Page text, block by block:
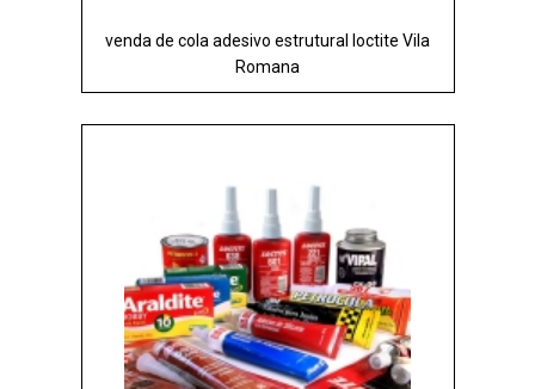
venda de cola adesivo estrutural loctite Vila
Romana